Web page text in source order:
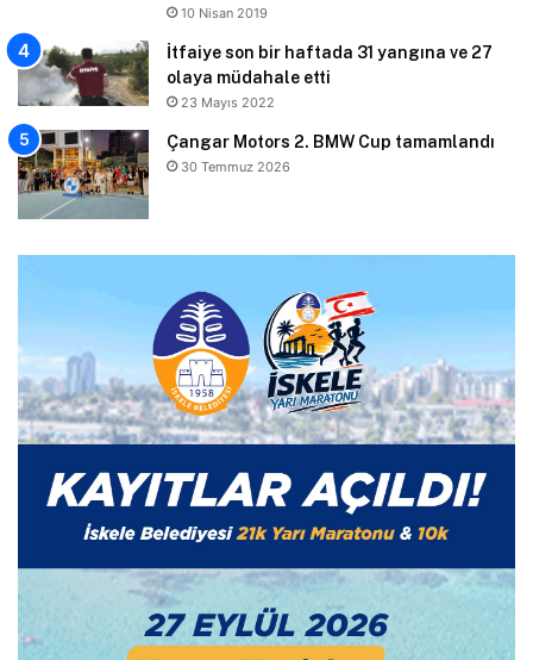
10 Nisan 2019
İtfaiye son bir haftada 31 yangına ve 27
olaya müdahale etti
23 Mayıs 2022
Çangar Motors 2. BMW Cup tamamlandı
30 Temmuz 2026